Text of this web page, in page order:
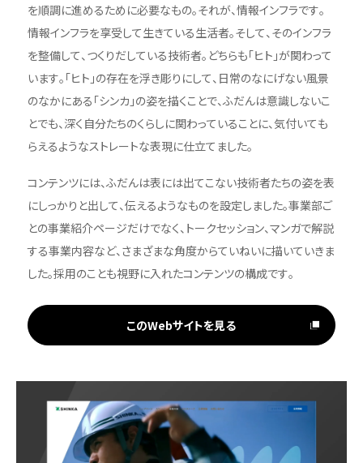
を順調に進めるために必要なもの。それが、情報インフラです。
情報インフラを享受して生きている生活者。そして、そのインフラ
を整備して、つくりだしている技術者。どちらも「ヒト」が関わって
います。「ヒト」の存在を浮き彫りにして、日常のなにげない風景
のなかにある「シンカ」の姿を描くことで、ふだんは意識しないこ
とでも、深く自分たちのくらしに関わっていることに、気付いても
らえるようなストレートな表現に仕立てました。
コンテンツには、ふだんは表には出てこない技術者たちの姿を表
にしっかりと出して、伝えるようなものを設定しました。事業部ご
との事業紹介ページだけでなく、トークセッション、マンガで解説
する事業内容など、さまざまな角度からていねいに描いていきま
した。採用のことも視野に入れたコンテンツの構成です。
このWebサイトを見る